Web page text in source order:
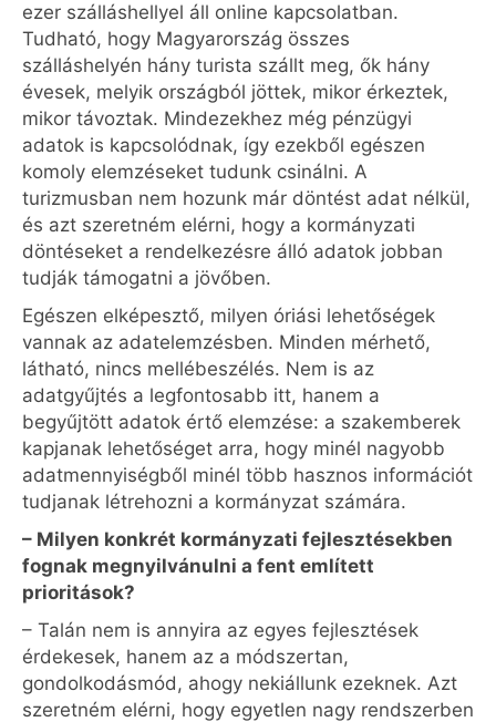
ezer szálláshellyel áll online kapcsolatban.
Tudható, hogy Magyarország összes
szálláshelyén hány turista szállt meg, ők hány
évesek, melyik országból jöttek, mikor érkeztek,
mikor távoztak. Mindezekhez még pénzügyi
adatok is kapcsolódnak, így ezekből egészen
komoly elemzéseket tudunk csinálni. A
turizmusban nem hozunk már döntést adat nélkül,
és azt szeretném elérni, hogy a kormányzati
döntéseket a rendelkezésre álló adatok jobban
tudják támogatni a jövőben.
Egészen elképesztő, milyen óriási lehetőségek
vannak az adatelemzésben. Minden mérhető,
látható, nincs mellébeszélés. Nem is az
adatgyűjtés a legfontosabb itt, hanem a
begyűjtött adatok értő elemzése: a szakemberek
kapjanak lehetőséget arra, hogy minél nagyobb
adatmennyiségből minél több hasznos információt
tudjanak létrehozni a kormányzat számára.
– Milyen konkrét kormányzati fejlesztésekben
fognak megnyilvánulni a fent említett
prioritások?
– Talán nem is annyira az egyes fejlesztések
érdekesek, hanem az a módszertan,
gondolkodásmód, ahogy nekiállunk ezeknek. Azt
szeretném elérni, hogy egyetlen nagy rendszerben